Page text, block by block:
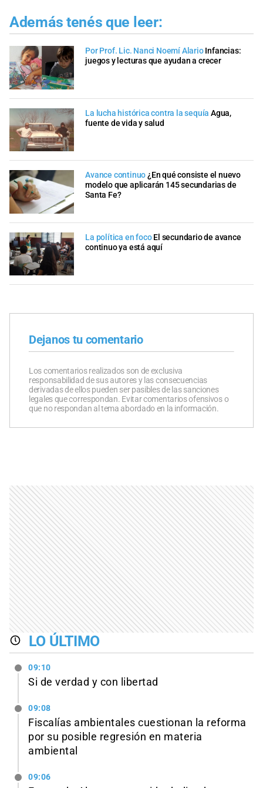
Además tenés que leer:
Por Prof. Lic. Nanci Noemí AlarioInfancias:
juegos y lecturas que ayudan a crecer
La lucha histórica contra la sequía Agua,
fuente de vida y salud
Avance continuo¿En qué consiste el nuevo
modelo que aplicarán 145 secundarias de
Santa Fe?
La política en foco El secundario de avance
continuo ya está aquí
Dejanos tu comentario
Los comentarios realizados son de exclusiva
responsabilidad de sus autores y las consecuencias
derivadas de ellos pueden ser pasibles de las sanciones
legales que correspondan. Evitar comentarios ofensivos o
que no respondan al tema abordado en la información.
LO ÚLTIMO
09:10
Si de verdad y con libertad
09:08
Fiscalías ambientales cuestionan la reforma
por su posible regresión en materia
ambiental
09:06